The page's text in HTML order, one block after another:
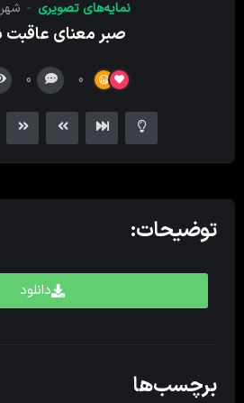
نمایه‌های تصویری
صبر معنای عاقبت
0
0
توضیحات:
دانلود
برچسب‌ها